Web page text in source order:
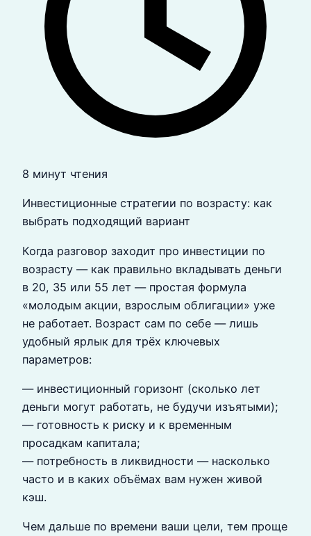
8 минут чтения
Инвестиционные стратегии по возрасту: как
выбрать подходящий вариант
Когда разговор заходит про инвестиции по
возрасту — как правильно вкладывать деньги
в 20, 35 или 55 лет — простая формула
«молодым акции, взрослым облигации» уже
не работает. Возраст сам по себе — лишь
удобный ярлык для трёх ключевых
параметров:
— инвестиционный горизонт (сколько лет
деньги могут работать, не будучи изъятыми);
— готовность к риску и к временным
просадкам капитала;
— потребность в ликвидности — насколько
часто и в каких объёмах вам нужен живой
кэш.
Чем дальше по времени ваши цели, тем проще